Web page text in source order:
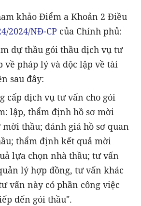
khảo Điểm a Khoản 2 Điều
2024/NĐ-CP của Chính phủ:
dự thầu gói thầu dịch vụ tư
về pháp lý và độc lập về tài
sau đây:
cấp dịch vụ tư vấn cho gói
lập, thẩm định hồ sơ mời
mời thầu; đánh giá hồ sơ quan
thẩm định kết quả mời
lựa chọn nhà thầu; tư vấn
lý hợp đồng, tư vấn khác
vấn này có phần công việc
đến gói thầu".